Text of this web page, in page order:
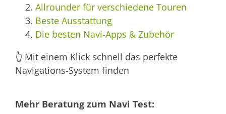
Allrounder für verschiedene Touren
Beste Ausstattung
Die besten Navi-Apps & Zubehör
👆 Mit einem Klick schnell das perfekte
Navigations-System finden
Mehr Beratung zum Navi Test: